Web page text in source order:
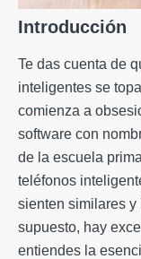
Introducción
Te das cuenta de
inteligentes se
comienza a
software con
de la escuela
teléfonos
sienten similares y
supuesto, hay
entiendes la